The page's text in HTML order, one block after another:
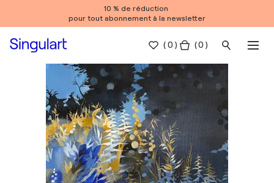
10 % de réduction
pour tout abonnement à la newsletter
(0 ) ( 0 )